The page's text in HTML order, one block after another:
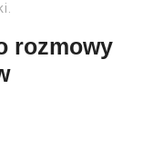
rozmowy